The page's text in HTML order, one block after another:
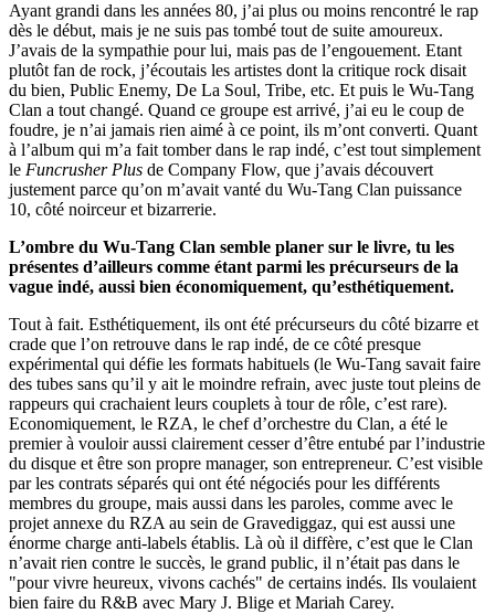
Ayant grandi dans les années 80, j’ai plus ou moins rencontré le rap
dès le début, mais je ne suis pas tombé tout de suite amoureux.
J’avais de la sympathie pour lui, mais pas de l’engouement. Etant
plutôt fan de rock, j’écoutais les artistes dont la critique rock disait
du bien, Public Enemy, De La Soul, Tribe, etc. Et puis le Wu-Tang
Clan a tout changé. Quand ce groupe est arrivé, j’ai eu le coup de
foudre, je n’ai jamais rien aimé à ce point, ils m’ont converti. Quant
à l’album qui m’a fait tomber dans le rap indé, c’est tout simplement
le Funcrusher Plus de Company Flow, que j’avais découvert
justement parce qu’on m’avait vanté du Wu-Tang Clan puissance
10, côté noirceur et bizarrerie.
L’ombre du Wu-Tang Clan semble planer sur le livre, tu les
présentes d’ailleurs comme étant parmi les précurseurs de la
vague indé, aussi bien économiquement, qu’esthétiquement.
Tout à fait. Esthétiquement, ils ont été précurseurs du côté bizarre et
crade que l’on retrouve dans le rap indé, de ce côté presque
expérimental qui défie les formats habituels (le Wu-Tang savait faire
des tubes sans qu’il y ait le moindre refrain, avec juste tout pleins de
rappeurs qui crachaient leurs couplets à tour de rôle, c’est rare).
Economiquement, le RZA, le chef d’orchestre du Clan, a été le
premier à vouloir aussi clairement cesser d’être entubé par l’industrie
du disque et être son propre manager, son entrepreneur. C’est visible
par les contrats séparés qui ont été négociés pour les différents
membres du groupe, mais aussi dans les paroles, comme avec le
projet annexe du RZA au sein de Gravediggaz, qui est aussi une
énorme charge anti-labels établis. Là où il diffère, c’est que le Clan
n’avait rien contre le succès, le grand public, il n’était pas dans le
"pour vivre heureux, vivons cachés" de certains indés. Ils voulaient
bien faire du R&B avec Mary J. Blige et Mariah Carey.